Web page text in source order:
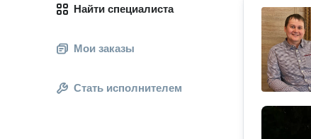
Найти специалиста
Мои заказы
Стать исполнителем